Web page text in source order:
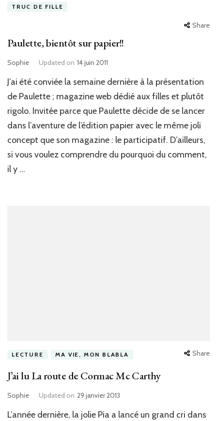
TRUC DE FILLE
Share
Paulette, bientôt sur papier!!
Sophie Updated on 14 juin 2011
J’ai été conviée la semaine dernière à la présentation
de Paulette ; magazine web dédié aux filles et plutôt
rigolo. Invitée parce que Paulette décide de se lancer
dans l’aventure de l’édition papier avec le même joli
concept que son magazine : le participatif. D’ailleurs,
si vous voulez comprendre du pourquoi du comment,
il y …
LECTURE MA VIE, MON BLABLA Share
J’ai lu La route de Cormac Mc Carthy
Sophie Updated on 29 janvier 2013
L’année dernière, la jolie Pia a lancé un grand cri dans